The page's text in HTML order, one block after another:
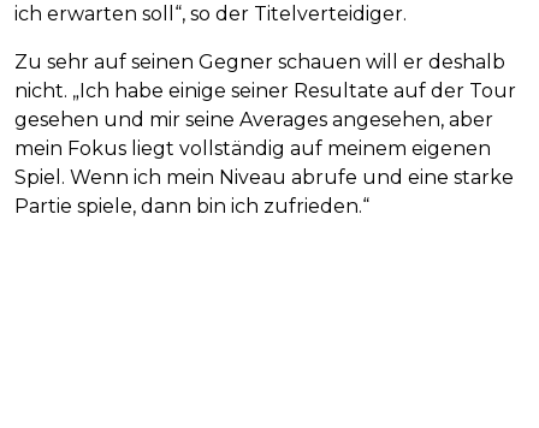
ich erwarten soll“, so der Titelverteidiger.
Zu sehr auf seinen Gegner schauen will er deshalb
nicht. „Ich habe einige seiner Resultate auf der Tour
gesehen und mir seine Averages angesehen, aber
mein Fokus liegt vollständig auf meinem eigenen
Spiel. Wenn ich mein Niveau abrufe und eine starke
Partie spiele, dann bin ich zufrieden.“